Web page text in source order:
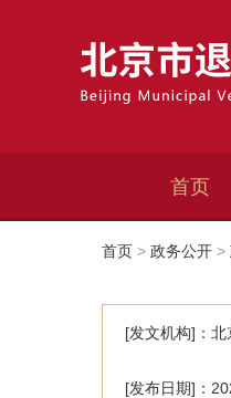
首页
首页 > 政务公开 >
[发文机构]：
[发布日期]：